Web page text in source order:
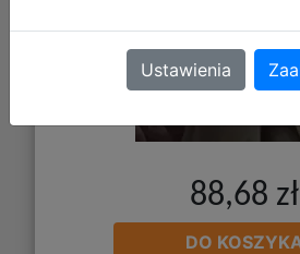
88,68 zł
DO
Ustawienia